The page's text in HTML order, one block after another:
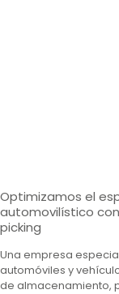
Optimizamos el
automovilístico
picking
Una empresa
automóviles y
de almacenamiento,